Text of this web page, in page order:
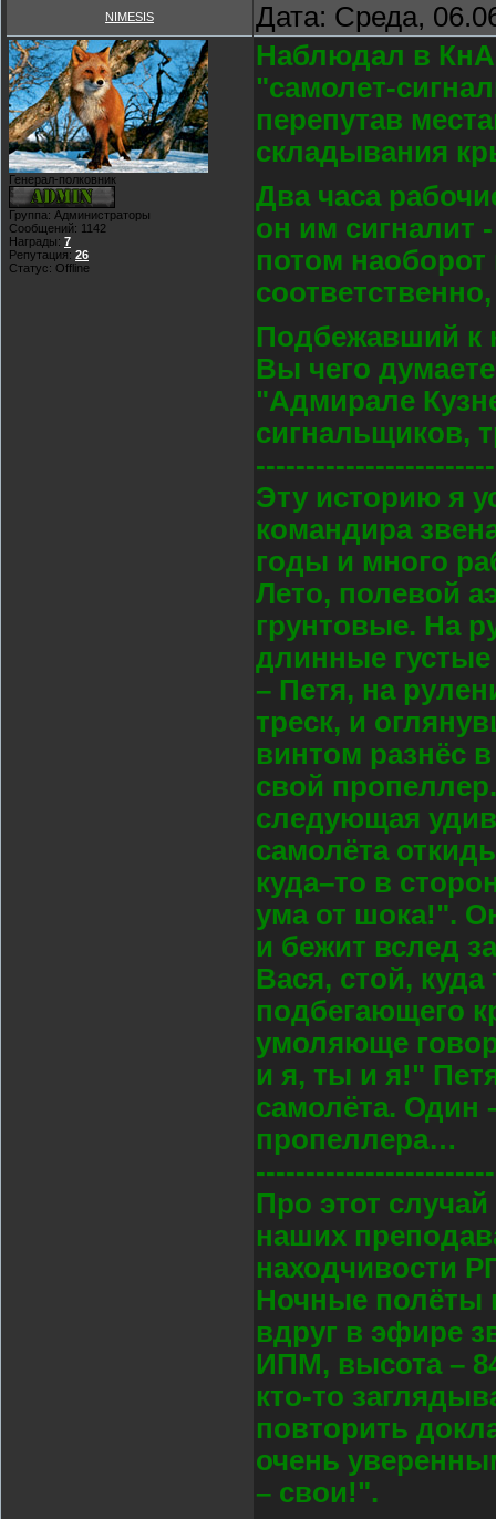
NIMESIS Дата: Среда,
Генерал-полковник
Группа: Администраторы
Сообщений: 1142
Награды: 7
Репутация: 26
Статус: Offline
Наблюдал в КнА
"самолет-
перепутав
складывания
Два часа
он им сигналит
потом
Подбежавший к
Вы чего
"Адмирале
сигнальщиков,
Эту историю я
командира
годы и много
Лето, полевой
грунтовые. На
длинные
– Петя, на
треск, и
винтом разнёс
свой
следующая
самолёта
куда–то в
ума от шока!".
и бежит вслед
Вася, стой,
подбегающего
умоляюще
и я, ты и я!"
самолёта. Один
пропеллера…
Про этот
наших
находчивости
Ночные полёты
вдруг в эфире
ИПМ, высота –
кто-то
повторить
очень
– свои!".